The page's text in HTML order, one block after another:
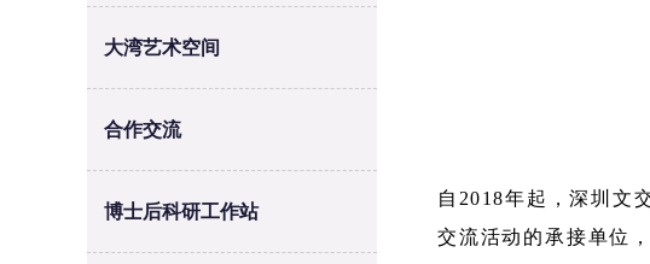
大湾艺术空间
合作交流
博士后科研工作站
自2018年起，深圳文
交流活动的承接单位